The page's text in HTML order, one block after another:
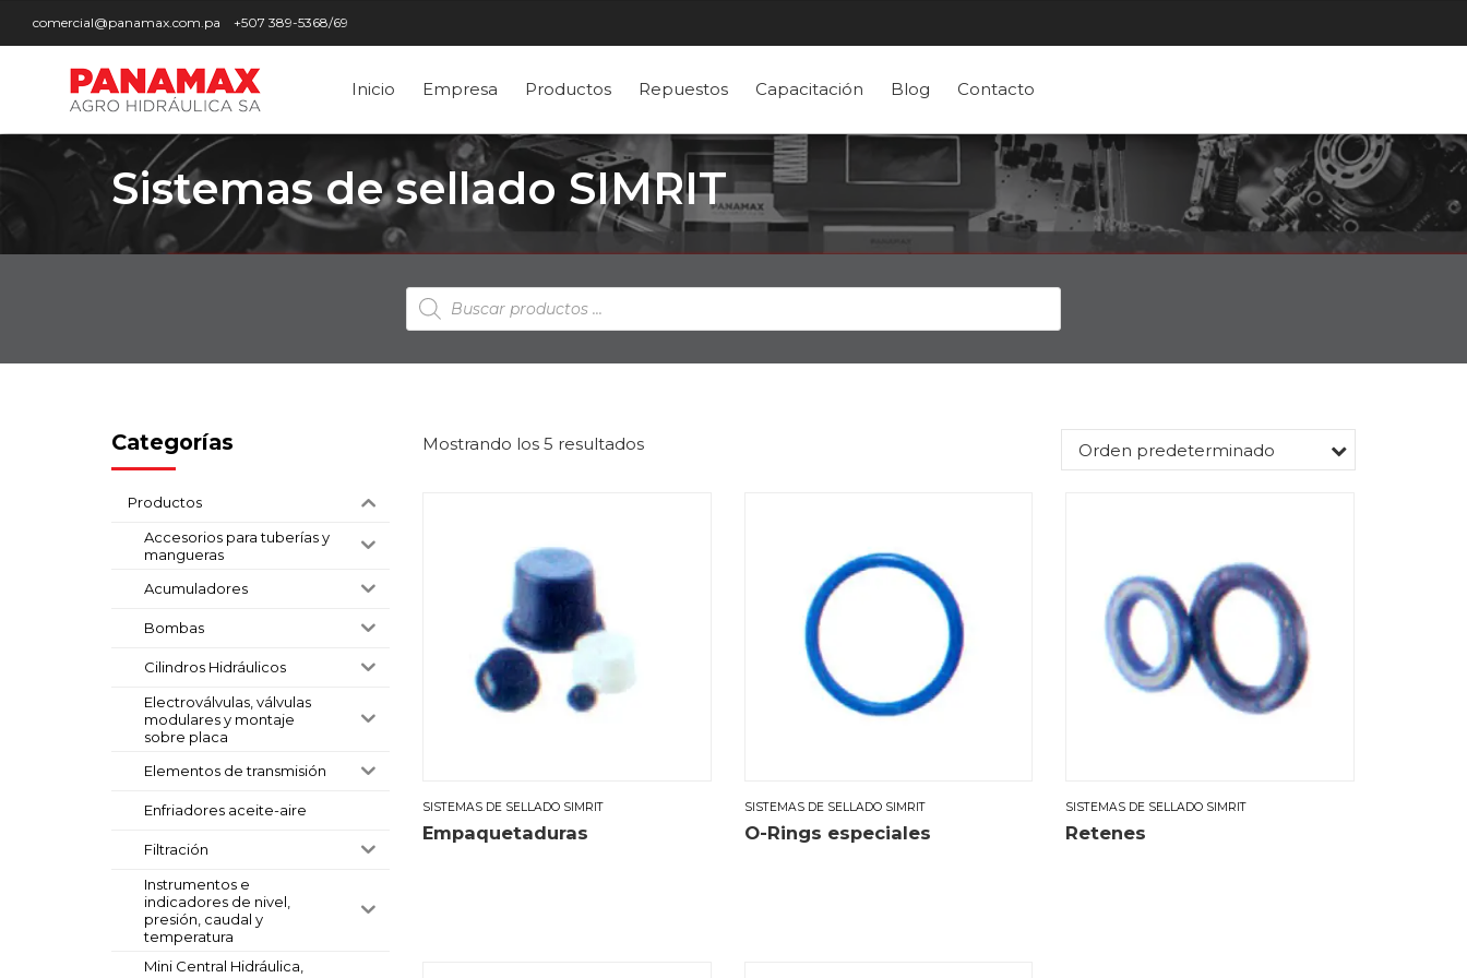
comercial@panamax.com.pa +507 389-5368/69
Inicio Empresa Productos Repuestos Capacitación Blog Contacto
Sistemas de sellado SIMRIT
Búsqueda
de
Mostrando los 5 resultados Orden predeterminado
SISTEMAS DE SELLADO SIMRIT
Empaquetaduras
SISTEMAS DE SELLADO SIMRIT
O-Rings especiales
SISTEMAS DE SELLADO SIMRIT
Retenes
Categorías
Productos
Accesorios para tuberías y
mangueras
Acumuladores
Bombas
Cilindros Hidráulicos
Electroválvulas, válvulas
modulares y montaje
sobre placa
Elementos de transmisión
Enfriadores aceite-aire
Filtración
Instrumentos e
indicadores de nivel,
presión, caudal y
temperatura
Mini Central Hidráulica,